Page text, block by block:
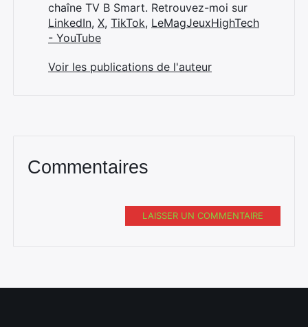
chaîne TV B Smart. Retrouvez-moi sur
LinkedIn, X, TikTok, LeMagJeuxHighTech
- YouTube
Voir les publications de l'auteur
Commentaires
LAISSER UN COMMENTAIRE